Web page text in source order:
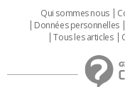
Qui sommes nous
Données personnelles
Tous les articles